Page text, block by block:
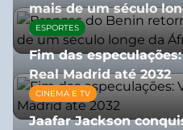
mais de um século
08/07/2026
ESPORTES
Fim das
Real Madrid até 2032
06/08/2026
CINEMA E TV
Jaafar Jackson